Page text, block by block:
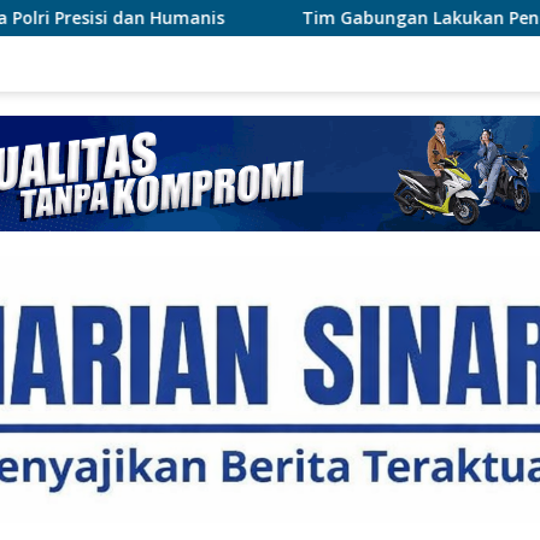
Tim Gabungan Lakukan Penegakan Hukum Terhadap